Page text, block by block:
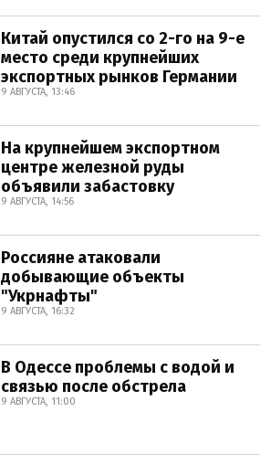
Китай опустился со 2-го на 9-е
место среди крупнейших
экспортных рынков Германии
9 АВГУСТА, 13:46
На крупнейшем экспортном
центре железной руды
объявили забастовку
9 АВГУСТА, 14:56
Россияне атаковали
добывающие объекты
"Укрнафты"
9 АВГУСТА, 16:32
В Одессе проблемы с водой и
связью после обстрела
9 АВГУСТА, 11:00